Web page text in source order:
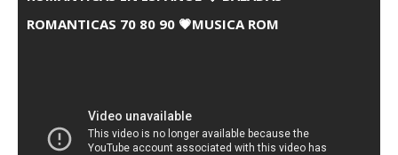
ROMANTICAS 70 80 90 💗MUSICA ROM